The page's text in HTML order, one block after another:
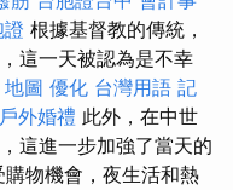
根據基督教的傳統，
這一天被認為是不幸
圖 優化 台灣用語 記
戶外婚禮 此外，在中世
這進一步加強了當天的
物機會，夜生活和熱